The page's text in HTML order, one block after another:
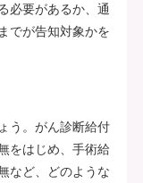
必要があるか、通
でが告知対象かを
う。がん診断給付
をはじめ、手術給
など、どのような